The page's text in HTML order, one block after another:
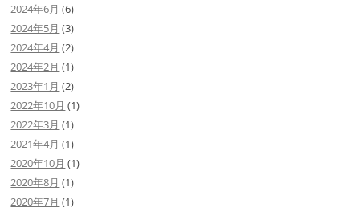
2024年6月 (6)
2024年5月 (3)
2024年4月 (2)
2024年2月 (1)
2023年1月 (2)
2022年10月 (1)
2022年3月 (1)
2021年4月 (1)
2020年10月 (1)
2020年8月 (1)
2020年7月 (1)